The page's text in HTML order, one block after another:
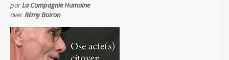
parLa Compagnie Humaine
avecRémy Boiron